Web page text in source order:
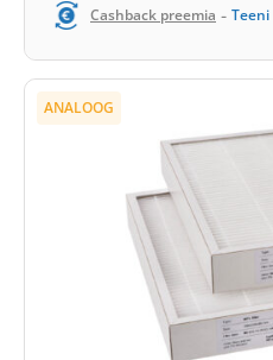
Cashback preemia - Teeni
ANALOOG